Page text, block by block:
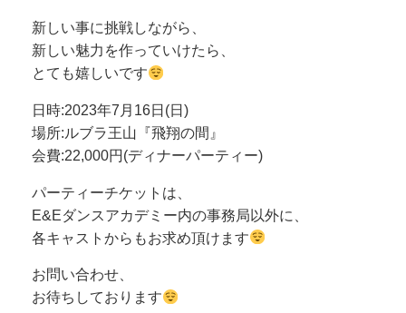
新しい事に挑戦しながら、
新しい魅力を作っていけたら、
とても嬉しいです
日時:2023年7月16日(日)
場所:ルブラ王山『飛翔の間』
会費:22,000円(ディナーパーティー)
パーティーチケットは、
E&Eダンスアカデミー内の事務局以外に、
各キャストからもお求め頂けます
お問い合わせ、
お待ちしております